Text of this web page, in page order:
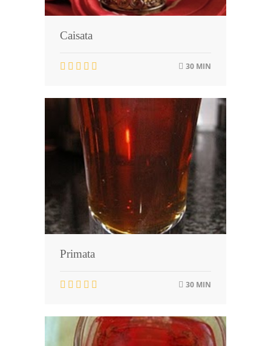
Caisata
30 MIN
Primata
30 MIN